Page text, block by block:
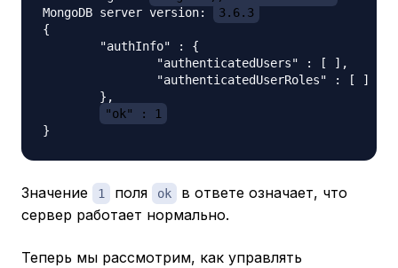
MongoDB server version:
3.6.3
{
        "authInfo" : {
                "authenticatedUsers" : [ ],
                "authenticatedUserRoles" : [ ]
        },
"ok" : 1
Значение 1 поля ok
в ответе означает, что
сервер работает нормально.
Теперь мы рассмотрим, как управлять